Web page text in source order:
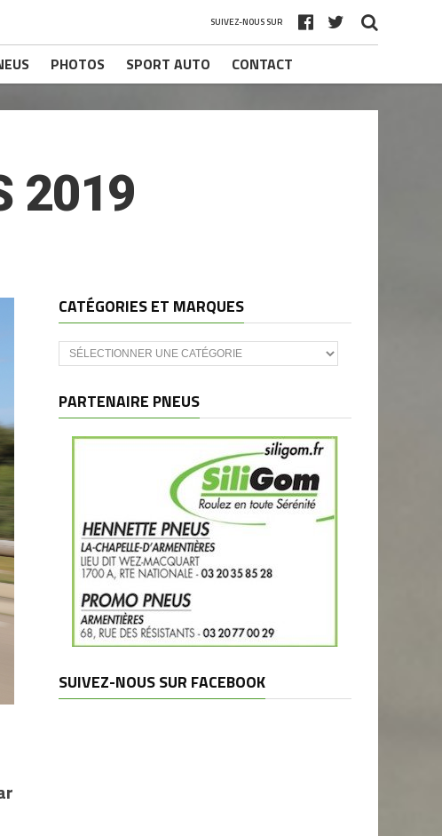
SUIVEZ-NOUS SUR
PHOTOS SPORT AUTO CONTACT
2019
CATÉGORIES ET MARQUES
Catégories
et
PARTENAIRE PNEUS
SUIVEZ-NOUS SUR FACEBOOK